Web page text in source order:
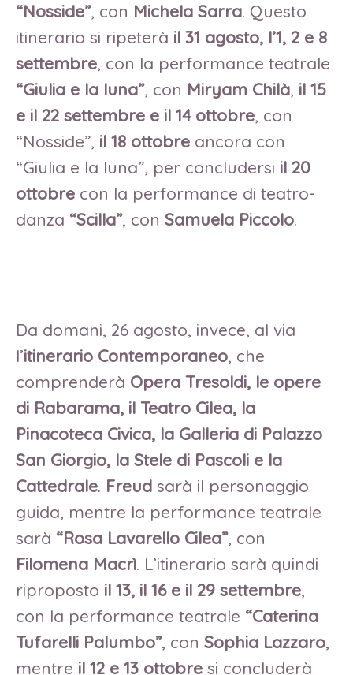
“Nosside”, con Michela Sarra. Questo
itinerario si ripeterà il 31 agosto, l’1, 2 e 8
settembre, con la performance teatrale
“Giulia e la luna”, con Miryam Chilà, il 15
e il 22 settembre e il 14 ottobre, con
“Nosside”, il 18 ottobre ancora con
“Giulia e la luna”, per concludersi il 20
ottobre con la performance di teatro-
danza “Scilla”, con Samuela Piccolo.
Da domani, 26 agosto, invece, al via
l’itinerario Contemporaneo, che
comprenderà Opera Tresoldi, le opere
di Rabarama, il Teatro Cilea, la
Pinacoteca Civica, la Galleria di Palazzo
San Giorgio, la Stele di Pascoli e la
Cattedrale. Freud sarà il personaggio
guida, mentre la performance teatrale
sarà “Rosa Lavarello Cilea”, con
Filomena Macrì. L’itinerario sarà quindi
riproposto il 13, il 16 e il 29 settembre,
con la performance teatrale “Caterina
Tufarelli Palumbo”, con Sophia Lazzaro,
mentre il 12 e 13 ottobre si concluderà